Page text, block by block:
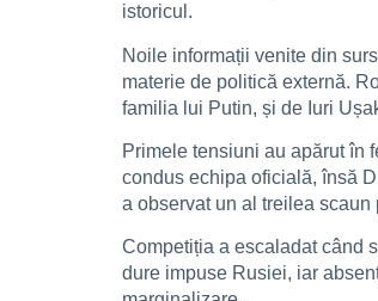
istoricul.
Noile informații venite din
materie de politică externă.
familia lui Putin, și de Iuri
Primele tensiuni au apărut în
condus echipa oficială, însă
a observat un al treilea scaun
Competiția a escaladat când
dure impuse Rusiei, iar